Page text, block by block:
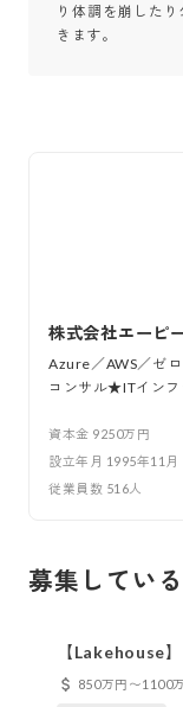
り体調を崩した
きます。
株式会社エーピ
Azure／AWS／ゼ
コンサル★ITイン
資本金 9250万円
設立年月 1995年11月
従業員数 516人
募集してい
【Lakehouse
850万円〜1100